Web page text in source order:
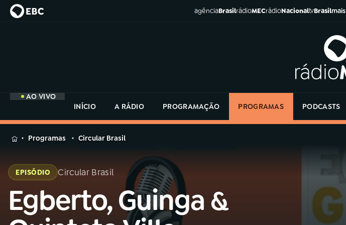
agênciaBrasilrádioMECrádioNacionaltvBrasilmais
AO VIVO
INÍCIO
A RÁDIO PROGRAMAÇÃO PROGRAMAS PODCASTS
MENU
Buscar
na
Rádio
Buscar
AO VIVO
na
Rádio
Programas Circular Brasil
EPISÓDIO Circular Brasil
Egberto, Guinga &